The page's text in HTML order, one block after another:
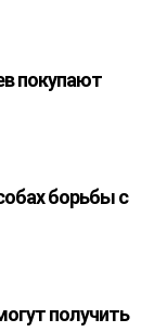
покупают
борьбы с
получить